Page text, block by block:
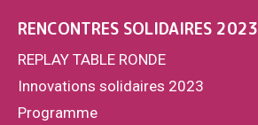
RENCONTRES SOLIDAIRES 2023
REPLAY TABLE RONDE
Innovations solidaires 2023
Programme